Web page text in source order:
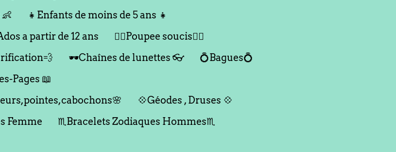
👧Enfants de moins de 5 ans 👧
a partir de 12 ans
🙇‍♂️Poupee soucis🙇‍♀️
🕶️Chaînes de lunettes 👓
💍Bagues💍
Pages 📖
💠Géodes , Druses 💠
Femme
♏️Bracelets Zodiaques Hommes♏️